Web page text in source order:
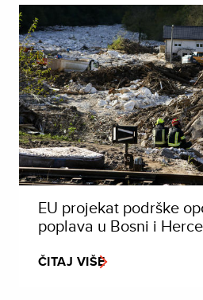
EU projekat podrške
poplava u Bosni i
ČITAJ VIŠE